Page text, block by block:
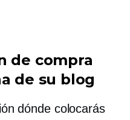
de compra
de su blog
dónde colocarás